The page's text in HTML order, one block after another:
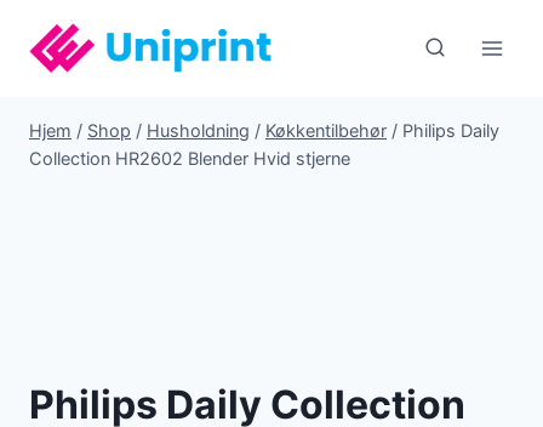
indhold
Hjem / Shop / Husholdning / Køkkentilbehør / Philips Daily
Collection HR2602 Blender Hvid stjerne
Philips Daily Collection